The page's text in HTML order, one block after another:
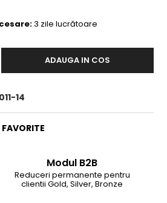
3 zile lucrătoare
ADAUGA IN COS
14
Modul B2B
Reduceri permanente pentru
clientii Gold, Silver, Bronze